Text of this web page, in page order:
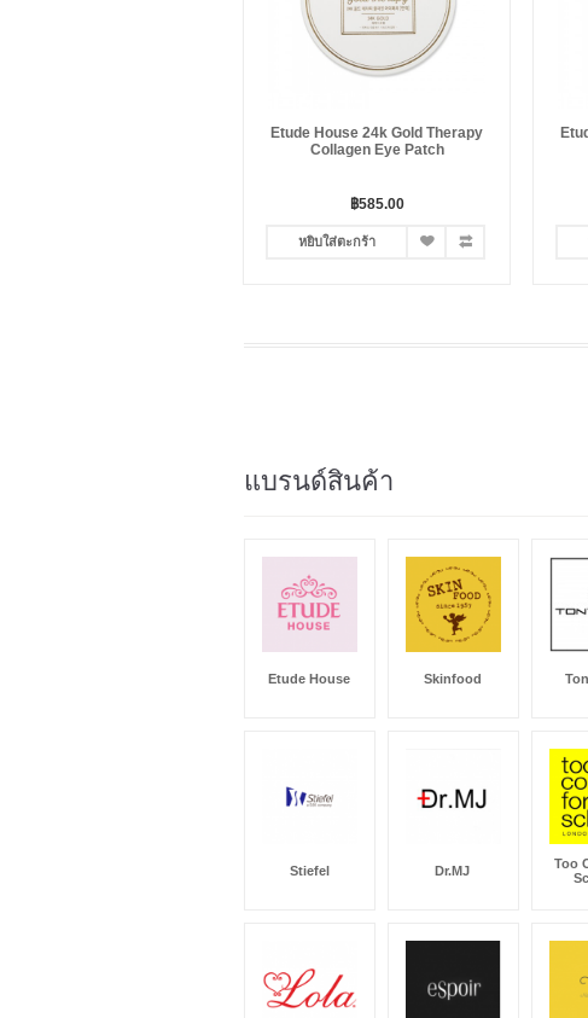
Etude House 24k Gold Therapy
Collagen Eye Patch
฿585.00
หยิบใส่ตะกร้า
แบรนด์สินค้า
Etude House Skinfood
Stiefel Dr.MJ
Too